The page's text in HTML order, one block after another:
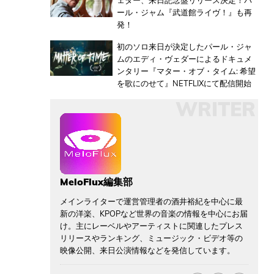
ール・ジャム『武道館ライヴ！』も再
発！
初のソロ来日が決定したパール・ジャ
ムのエディ・ヴェダーによるドキュメ
ンタリー『マター・オブ・タイム: 希望
を歌にのせて』NETFLIXにて配信開始
MeloFlux編集部
メインライターで運営管理者の酒井裕紀を中心に最
新の洋楽、KPOPなど世界の音楽の情報を中心にお届
け。主にレーベルやアーティストに関連したプレス
リリースやランキング、ミュージック・ビデオ等の
映像公開、来日公演情報などを発信しています。